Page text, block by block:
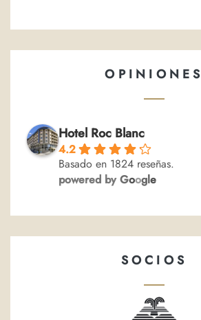
OPINIONES
Hotel Roc Blanc
4.2
Basado en 1824 reseñas.
powered byGoogle
SOCIOS